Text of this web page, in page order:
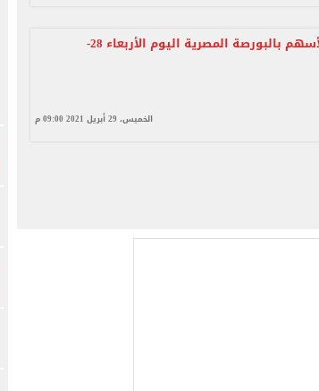
أسعار الأسهم بالبورصة المصرية اليوم الأربعاء 28-
الخميس، 29 أبريل 2021 09:00 م